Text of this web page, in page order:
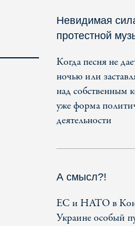
Невидимая
протестной
Когда песня не
ночью или
над собственным
уже форма
деятельности
А смысл?!
ЕС и НАТО в
Украине особый